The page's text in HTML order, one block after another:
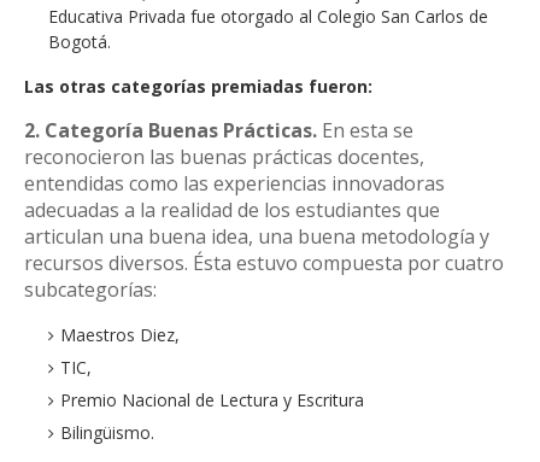
Educativa Privada fue otorgado al Colegio San Carlos de
Bogotá.
Las otras categorías premiadas fueron:
2. Categoría Buenas Prácticas. En esta se
reconocieron las buenas prácticas docentes,
entendidas como las experiencias innovadoras
adecuadas a la realidad de los estudiantes que
articulan una buena idea, una buena metodología y
recursos diversos. Ésta estuvo compuesta por cuatro
subcategorías:
Maestros Diez,
TIC,
Premio Nacional de Lectura y Escritura
Bilingüismo.